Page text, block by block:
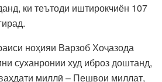
ки теътоди иштирокчиён 107
ноҳияи Варзоб Хоҷазода
суханронии худ иброз доштанд,
миллӣ – Пешвои миллат,